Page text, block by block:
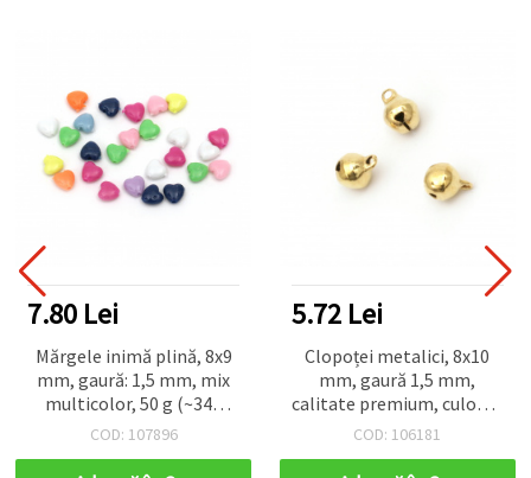
7.80 Lei
Mărgele inimă plină, 8x9
mm, gaură: 1,5 mm, mix
multicolor, 50 g (~340
buc)
COD: 107896
5.72 Lei
Clopoței metalici, 8x10
mm, gaură 1,5 mm,
calitate premium, culoare
aurie - 20 buc.
COD: 106181